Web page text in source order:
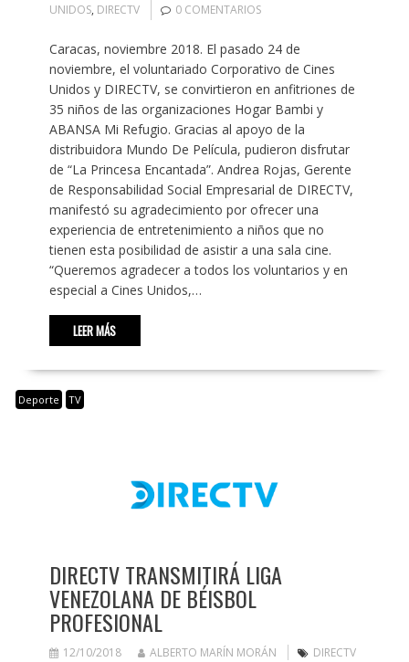
UNIDOS, DIRECTV 0 COMENTARIOS
Caracas, noviembre 2018. El pasado 24 de
noviembre, el voluntariado Corporativo de Cines
Unidos y DIRECTV, se convirtieron en anfitriones de
35 niños de las organizaciones Hogar Bambi y
ABANSA Mi Refugio. Gracias al apoyo de la
distribuidora Mundo De Película, pudieron disfrutar
de “La Princesa Encantada”. Andrea Rojas, Gerente
de Responsabilidad Social Empresarial de DIRECTV,
manifestó su agradecimiento por ofrecer una
experiencia de entretenimiento a niños que no
tienen esta posibilidad de asistir a una sala cine.
“Queremos agradecer a todos los voluntarios y en
especial a Cines Unidos,…
LEER MÁS
Deporte TV
DIRECTV TRANSMITIRÁ LIGA
VENEZOLANA DE BÉISBOL
PROFESIONAL
12/10/2018 ALBERTO MARÍN MORÁN
DIRECTV